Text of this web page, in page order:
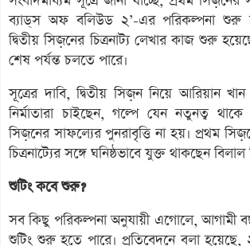
ব্যাড্‌স অফ বলিউড ২’-এর পরিকল্পনা শুরু
দ্বিতীয় সিজ়নের চিত্রনাট্য লেখার কাজ শুরু
শেষ পর্যন্ত চলতে পারে।
সূত্রের দাবি, দ্বিতীয় সিজ়ন নিয়ে আরিয়ান
নির্মাতারা চাইছেন, গল্পে যেন নতুনত্ব
সিজ়নের সাফল্যের পুনরাবৃত্তি না হয়। প্রথম
চিত্রনাট্যের সঙ্গে ঘনিষ্ঠভাবে যুক্ত থাকছেন বিলাল
শুটিং কবে শুরু?
সব কিছু পরিকল্পনা অনুযায়ী এগোলে, আগামী
শুটিং শুরু হতে পারে। প্রতিবেদনে বলা